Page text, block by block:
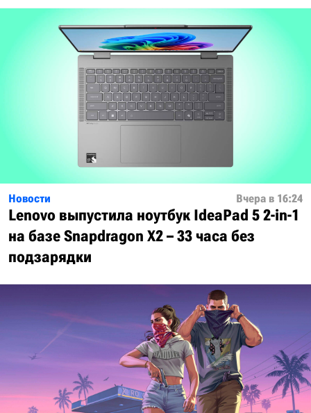
Новости Вчера в 16:24
Lenovo выпустила ноутбук IdeaPad 5 2-in-1
на базе Snapdragon X2 – 33 часа без
подзарядки